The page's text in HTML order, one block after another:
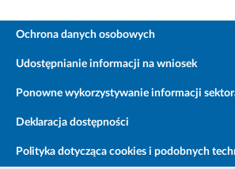
Ochrona danych osobowych
Udostępnianie informacji na wniosek
Ponowne wykorzystywanie informacji
Deklaracja dostępności
Polityka dotycząca cookies i podobnych